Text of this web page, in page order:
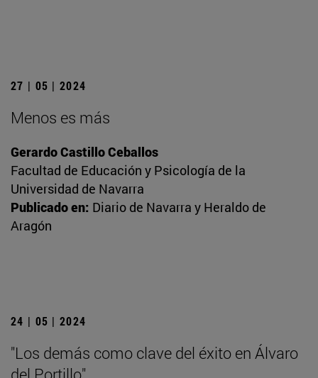
27 | 05 | 2024
Menos es más
Gerardo Castillo Ceballos
Facultad de Educación y Psicología de la
Universidad de Navarra
Publicado en: Diario de Navarra y Heraldo de
Aragón
24 | 05 | 2024
"Los demás como clave del éxito en Álvaro